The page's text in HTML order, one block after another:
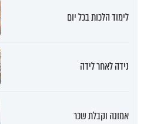
לימוד הלכות בכל יום
נידה לאחר לידה
אמונה וקבלת שכר